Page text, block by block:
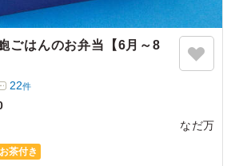
ごはんのお弁当【6月～8
22件
なだ万
お茶付き